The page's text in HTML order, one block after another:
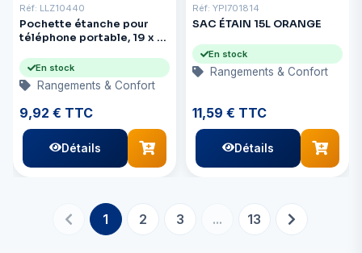
Réf: LLZ10440
Pochette étanche pour
téléphone portable, 19 x 10
En stock
Rangements & Confort
9,92 € TTC
Détails
Réf: YPI701814
SAC ÉTAIN 15L ORANGE
En stock
Rangements & Confort
11,59 € TTC
Détails
1 2 3 ... 13